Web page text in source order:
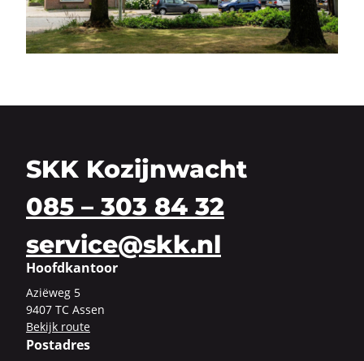
SKK Kozijnwacht
085 – 303 84 32
service@skk.nl
Hoofdkantoor
Azi­ë­weg 5
9407 TC Assen
Be­kijk route
Postadres